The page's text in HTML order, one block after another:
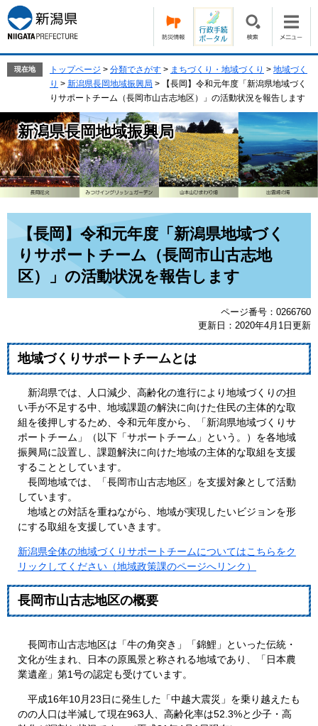
ー
ジ
の
す。
ニ
ュ
ー
し
て
本
文
へ
現在地 トップページ > 分類でさがす > まちづくり・地域づくり > 地域づく
り > 新潟県長岡地域振興局 >
【長岡】令和元年度「新潟県地域づく
りサポートチーム（長岡市山古志地区）」の活動状況を報告します
新潟県長岡地域振興局
【長岡】令和元年度「新潟県地域づく
りサポートチーム（長岡市山古志地
区）」の活動状況を報告します
ページ番号：0266760
更新日：2020年4月1日更新
地域づくりサポートチームとは
新潟県では、人口減少、高齢化の進行により地域づくりの担
い手が不足する中、地域課題の解決に向けた住民の主体的な取
組を後押しするため、令和元年度から、「新潟県地域づくりサ
ポートチーム」（以下「サポートチーム」という。）を各地域
振興局に設置し、課題解決に向けた地域の主体的な取組を支援
することとしています。
長岡地域では、「長岡市山古志地区」を支援対象として活動
しています。
地域との対話を重ねながら、地域が実現したいビジョンを形
にする取組を支援していきます。
新潟県全体の地域づくりサポートチームについてはこちらをク
リックしてください（地域政策課のページへリンク）
長岡市山古志地区の概要
長岡市山古志地区は「牛の角突き」「錦鯉」といった伝統・
文化が生まれ、日本の原風景と称される地域であり、「日本農
業遺産」第1号の認定も受けています。
平成16年10月23日に発生した「中越大震災」を乗り越えたも
のの人口は半減して現在963人、高齢化率は52.3%と少子・高